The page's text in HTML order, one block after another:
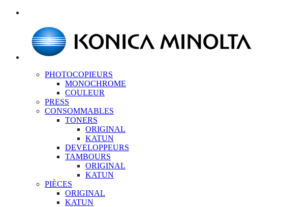
PHOTOCOPIEURS
MONOCHROME
COULEUR
PRESS
CONSOMMABLES
TONERS
ORIGINAL
KATUN
DEVELOPPEURS
TAMBOURS
ORIGINAL
KATUN
PIÈCES
ORIGINAL
KATUN